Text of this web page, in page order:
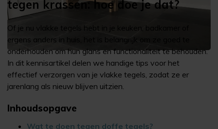
tegen krassen: hoe doe je dat?
Of je nu vlakke tegels hebt in je keuken, badkamer of
ergens anders in huis, het is belangrijk om ze goed te
onderhouden om hun glans en functionaliteit te behouden.
In dit kennisartikel delen we handige tips voor het
effectief verzorgen van je vlakke tegels, zodat ze er
jarenlang als nieuw blijven uitzien.
Inhoudsopgave
Wat te doen tegen doffe tegels?